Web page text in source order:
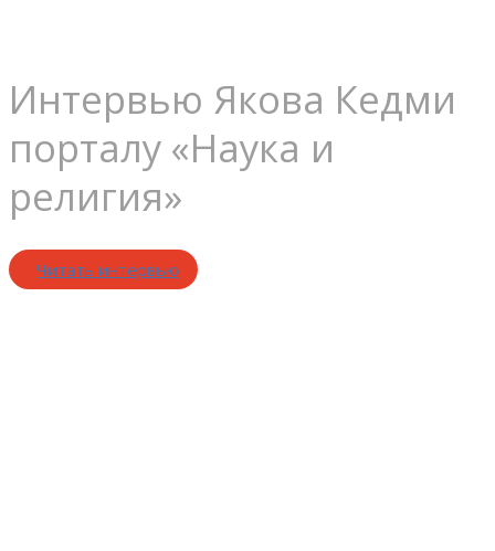
Интервью Якова Кедми
порталу «Наука и
религия»
Читать интервью